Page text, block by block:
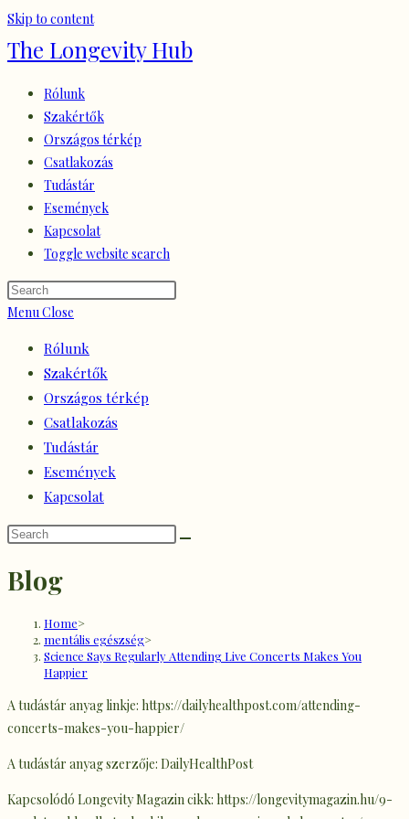
Skip to content
The Longevity Hub
Rólunk
Szakértők
Országos térkép
Csatlakozás
Tudástár
Események
Kapcsolat
Toggle website search
MenuClose
Rólunk
Szakértők
Országos térkép
Csatlakozás
Tudástár
Események
Kapcsolat
Blog
Home>
mentális egészség>
Science Says Regularly Attending Live Concerts Makes You
Happier
A tudástár anyag linkje: https://dailyhealthpost.com/attending-
concerts-makes-you-happier/
A tudástár anyag szerzője: DailyHealthPost
Kapcsolódó Longevity Magazin cikk: https://longevitymagazin.hu/9-